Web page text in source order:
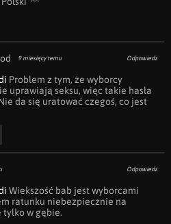
9 miesięcy temu Odpowiedz
Problem z tym, że wyborcy
uprawiają seksu, więc takie hasła
da się uratować czegoś, co jest
Odpowiedz
Wiekszość bab jest wyborcami
ratunku niebezpiecznie na
tylko w gębie.